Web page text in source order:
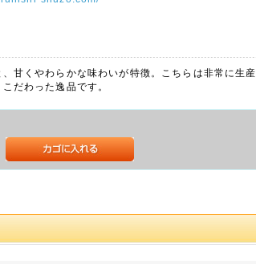
甘くやわらかな味わいが特徴。こちらは非常に生産
だわった逸品です。